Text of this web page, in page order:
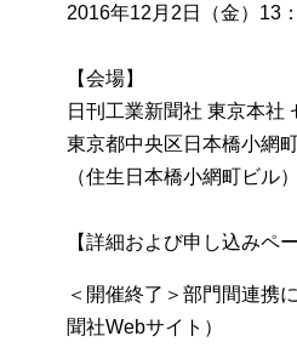
2016年12月2日（金）13
【会場】
日刊工業新聞社 東京本社
東京都中央区日本橋小網
（住生日本橋小網町ビル）
【詳細および申し込みペー
＜開催終了＞部門間連携
聞社Webサイト）